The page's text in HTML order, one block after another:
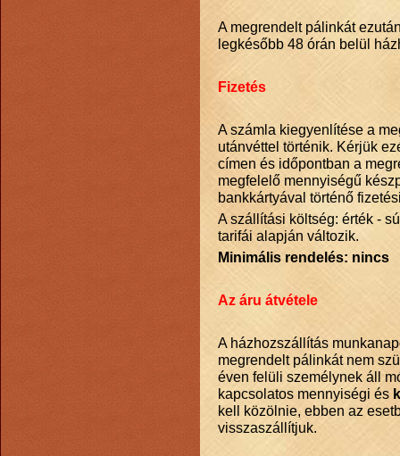
A megrendelt pálinkát
legkésőbb 48 órán belül
Fizetés
A számla kiegyenlítése a
utánvéttel történik. Kérjük
címen és időpontban a
megfelelő mennyiségű
bankkártyával történő
A szállítási költség: érték -
tarifái alapján változik.
Minimális rendelés: nincs
Az áru átvétele
A házhozszállítás
megrendelt pálinkát nem
éven felüli személynek áll
kapcsolatos mennyiségi és
kell közölnie, ebben az
visszaszállítjuk.